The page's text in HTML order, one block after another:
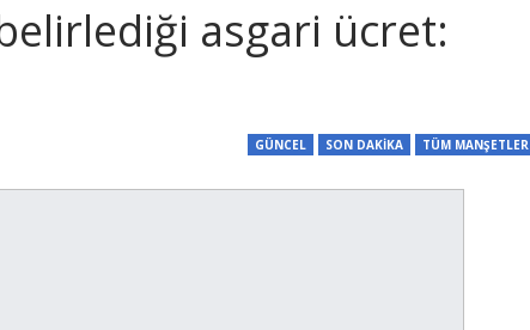
asgari ücret:
GÜNCEL SON DAKİKA TÜM MANŞETLER